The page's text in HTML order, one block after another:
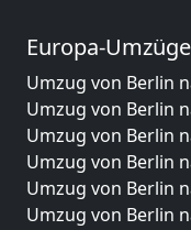
Europa-Umzüge
Umzug von Berlin
Umzug von Berlin
Umzug von Berlin
Umzug von Berlin
Umzug von Berlin
Umzug von Berlin